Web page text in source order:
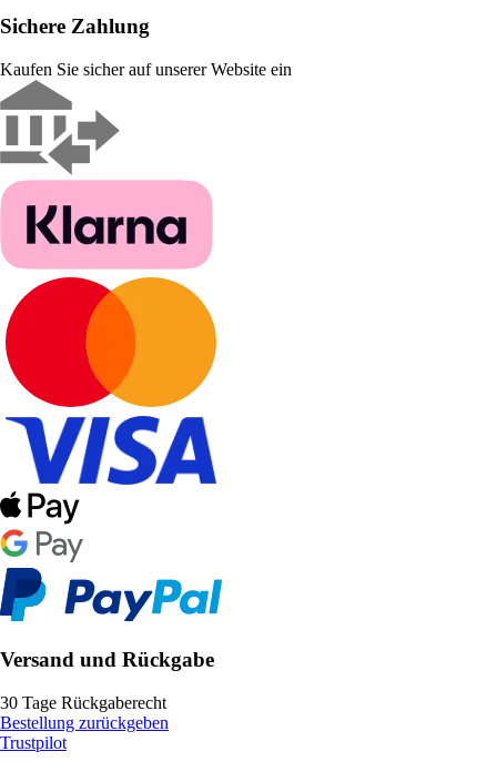
Sichere Zahlung
Kaufen Sie sicher auf unserer Website ein
Versand und Rückgabe
30 Tage Rückgaberecht
Bestellung zurückgeben
Trustpilot